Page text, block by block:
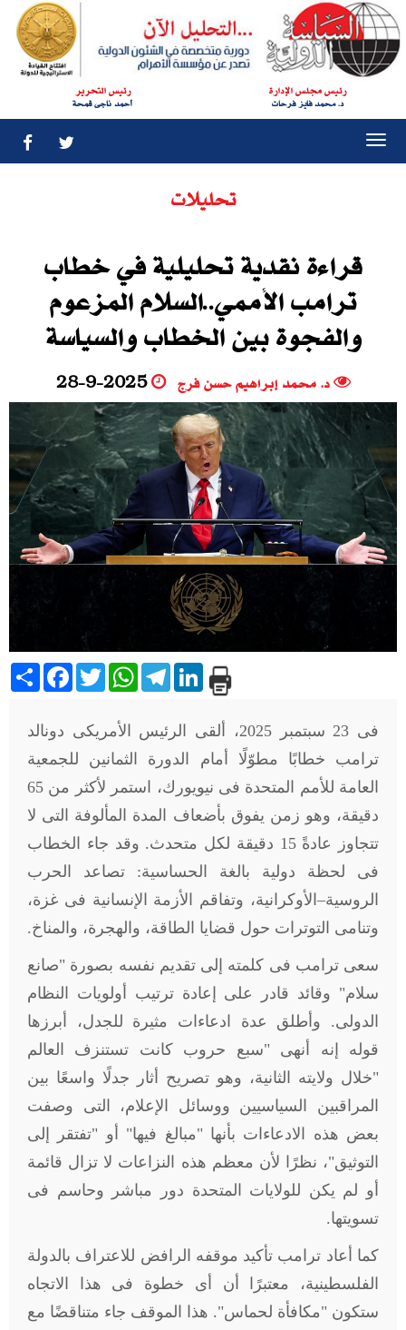
رئيس مجلس الإدارة
د. محمد فايز فرحات
رئيس التحرير
أحمد ناجى قمحة
تحليلات
قراءة نقدية تحليلية في خطاب
ترامب الأممي..السلام المزعوم
والفجوة بين الخطاب والسياسة
د. محمد إبراهيم حسن فرج 28-9-2025
Share Facebook
TwitterWhatsAppTelegramLinkedIn
فى 23 سبتمبر 2025، ألقى الرئيس الأمريكى دونالد
ترامب خطابًا مطوّلًا أمام الدورة الثمانين للجمعية
العامة للأمم المتحدة فى نيويورك، استمر لأكثر من 65
دقيقة، وهو زمن يفوق بأضعاف المدة المألوفة التى لا
تتجاوز عادةً 15 دقيقة لكل متحدث. وقد جاء الخطاب
فى لحظة دولية بالغة الحساسية: تصاعد الحرب
الروسية–الأوكرانية، وتفاقم الأزمة الإنسانية فى غزة،
وتنامى التوترات حول قضايا الطاقة، والهجرة، والمناخ.
سعى ترامب فى كلمته إلى تقديم نفسه بصورة "صانع
سلام" وقائد قادر على إعادة ترتيب أولويات النظام
الدولى. وأطلق عدة ادعاءات مثيرة للجدل، أبرزها
قوله إنه أنهى"سبع حروب كانت تستنزف العالم
"خلال ولايته الثانية، وهو تصريح أثار جدلًا واسعًا بين
المراقبين السياسيين ووسائل الإعلام، التى وصفت
بعض هذه الادعاءات بأنها "مبالغ فيها" أو "تفتقر إلى
التوثيق"، نظرًا لأن معظم هذه النزاعات لا تزال قائمة
أو لم يكن للولايات المتحدة دور مباشر وحاسم فى
تسويتها.
كما أعاد ترامب تأكيد موقفه الرافض للاعتراف بالدولة
الفلسطينية، معتبرًا أن أى خطوة فى هذا الاتجاه
ستكون "مكافأة لحماس". هذا الموقف جاء متناقضًا مع